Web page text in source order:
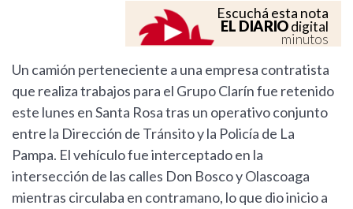
Escuchá esta nota
EL DIARIOdigital
minutos
Un camión perteneciente a una empresa contratista
que realiza trabajos para el Grupo Clarín fue retenido
este lunes en Santa Rosa tras un operativo conjunto
entre la Dirección de Tránsito y la Policía de La
Pampa. El vehículo fue interceptado en la
intersección de las calles Don Bosco y Olascoaga
mientras circulaba en contramano, lo que dio inicio a